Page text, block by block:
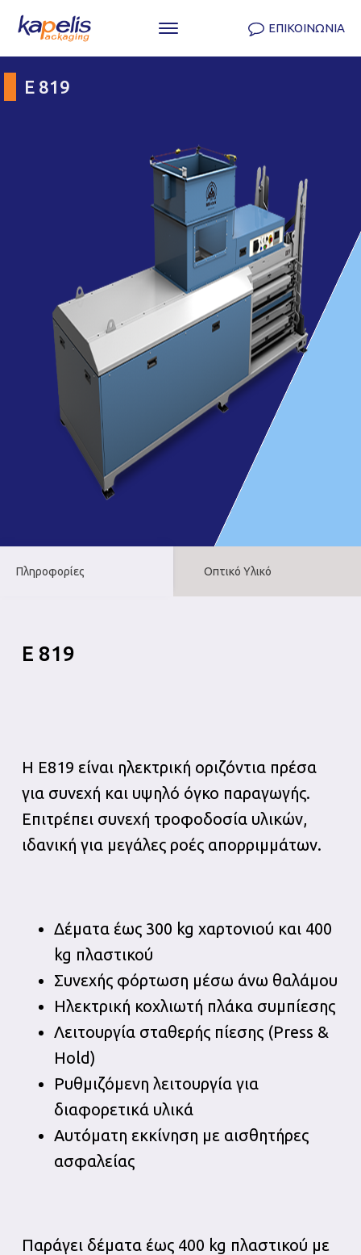
ΕΠΙΚΟΙΝΩΝΙΑ
E 819
Πληροφορίες Οπτικό Υλικό
E 819
Η E819 είναι ηλεκτρική οριζόντια πρέσα
για συνεχή και υψηλό όγκο παραγωγής.
Επιτρέπει συνεχή τροφοδοσία υλικών,
ιδανική για μεγάλες ροές απορριμμάτων.
Δέματα έως 300 kg χαρτονιού και 400
kg πλαστικού
Συνεχής φόρτωση μέσω άνω θαλάμου
Ηλεκτρική κοχλιωτή πλάκα συμπίεσης
Λειτουργία σταθερής πίεσης (Press &
Hold)
Ρυθμιζόμενη λειτουργία για
διαφορετικά υλικά
Αυτόματη εκκίνηση με αισθητήρες
ασφαλείας
Παράγει δέματα έως 400 kg πλαστικού με